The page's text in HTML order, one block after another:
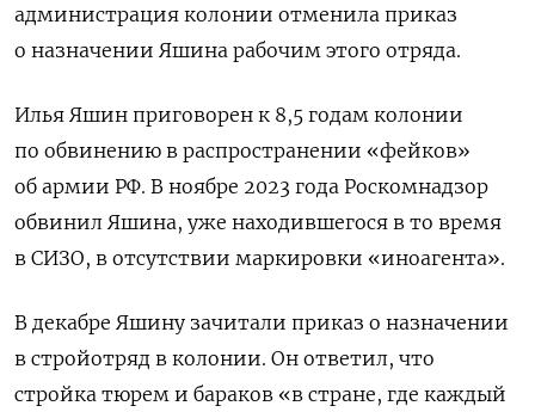
администрация колонии отменила приказ
о назначении Яшина рабочим этого отряда.
Илья Яшин приговорен к 8,5 годам колонии
по обвинению в распространении «фейков»
об армии РФ. В ноябре 2023 года Роскомнадзор
обвинил Яшина, уже находившегося в то время
в СИЗО, в отсутствии маркировки «иноагента».
В декабре Яшину зачитали приказ о назначении
в стройотряд в колонии. Он ответил, что
стройка тюрем и бараков «в стране, где каждый